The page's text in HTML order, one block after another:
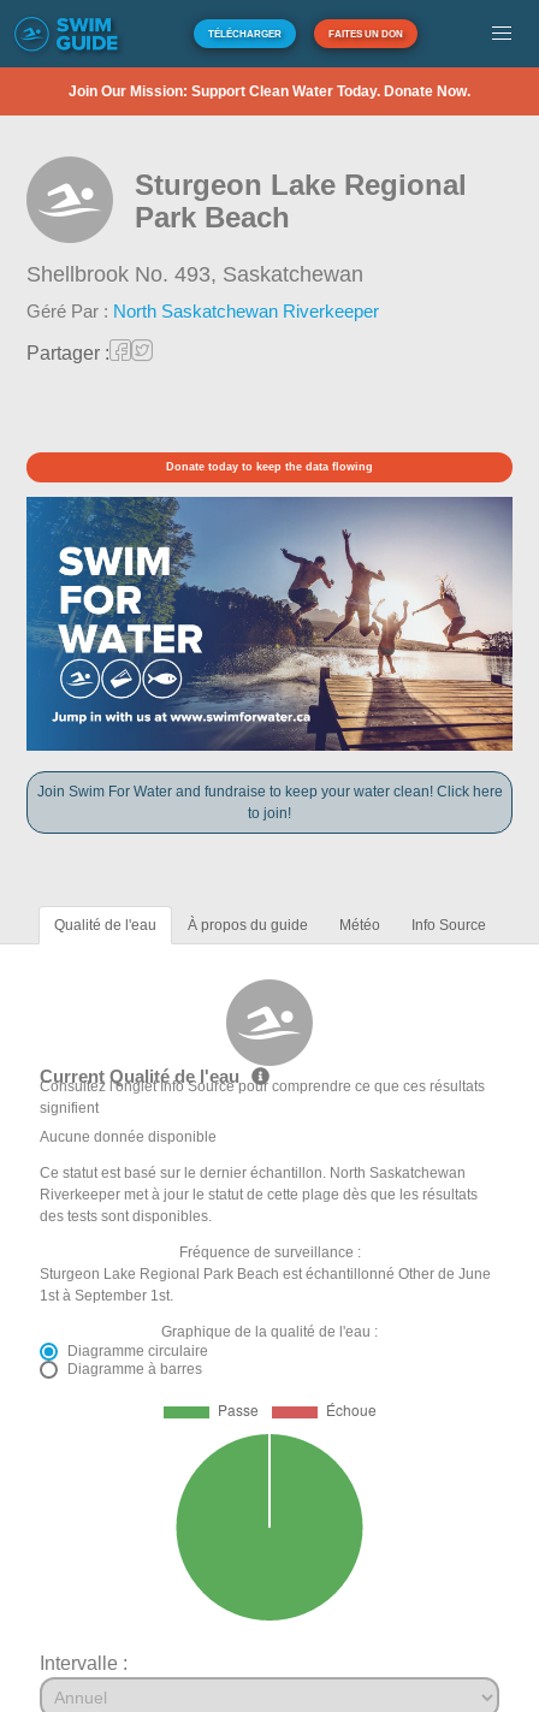
TÉLÉCHARGER FAITES UN DON
Join Our Mission: Support Clean Water Today. Donate Now.
Sturgeon Lake Regional
Park Beach
Shellbrook No. 493, Saskatchewan
Géré Par : North Saskatchewan Riverkeeper
Partager :
Donate today to keep the data flowing
Join Swim For Water and fundraise to keep your water clean! Click here
to join!
Qualité de l'eau À propos du guide Météo Info Source
Current Qualité de l'eau
Consultez l'onglet Info Source pour comprendre ce que ces résultats
signifient
Aucune donnée disponible
Ce statut est basé sur le dernier échantillon. North Saskatchewan
Riverkeeper met à jour le statut de cette plage dès que les résultats
des tests sont disponibles.
Fréquence de surveillance :
Sturgeon Lake Regional Park Beach est échantillonné Other de June
1st à September 1st.
Graphique de la qualité de l'eau :
Diagramme circulaire
Diagramme à barres
Intervalle :